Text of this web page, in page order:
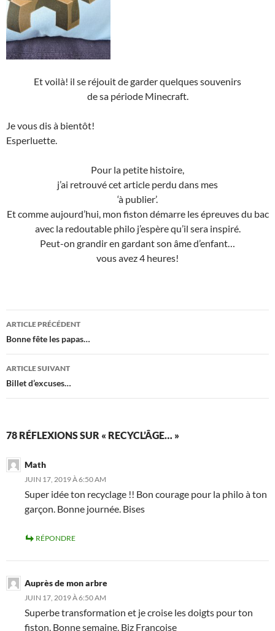
Et voilà! il se réjouit de garder quelques souvenirs
de sa période Minecraft.
Je vous dis à bientôt!
Esperluette.
Pour la petite histoire,
j’ai retrouvé cet article perdu dans mes
‘à publier’.
Et comme aujourd’hui, mon fiston démarre les épreuves du bac
avec la redoutable philo j’espère qu’il sera inspiré.
Peut-on grandir en gardant son âme d’enfant…
vous avez 4 heures!
Navigation
des
articles
ARTICLE PRÉCÉDENT
Bonne fête les papas…
ARTICLE SUIVANT
Billet d’excuses…
78 RÉFLEXIONS SUR « RECYCL’ÂGE… »
Math
JUIN 17, 2019 À 6:50 AM
Super idée ton recyclage !! Bon courage pour la philo à ton
garçon. Bonne journée. Bises
RÉPONDRE
Auprès de mon arbre
JUIN 17, 2019 À 6:50 AM
Superbe transformation et je croise les doigts pour ton
fiston. Bonne semaine. Biz Françoise